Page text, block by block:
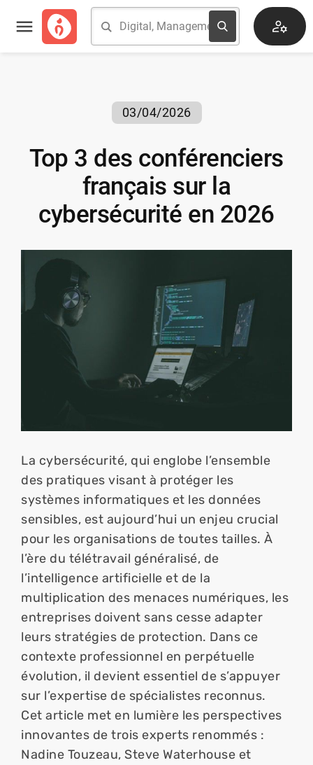
03/04/2026
Top 3 des conférenciers
français sur la
cybersécurité en 2026
La cybersécurité, qui englobe l’ensemble
des pratiques visant à protéger les
systèmes informatiques et les données
sensibles, est aujourd’hui un enjeu crucial
pour les organisations de toutes tailles. À
l’ère du télétravail généralisé, de
l’intelligence artificielle et de la
multiplication des menaces numériques, les
entreprises doivent sans cesse adapter
leurs stratégies de protection. Dans ce
contexte professionnel en perpétuelle
évolution, il devient essentiel de s’appuyer
sur l’expertise de spécialistes reconnus.
Cet article met en lumière les perspectives
innovantes de trois experts renommés :
Nadine Touzeau, Steve Waterhouse et